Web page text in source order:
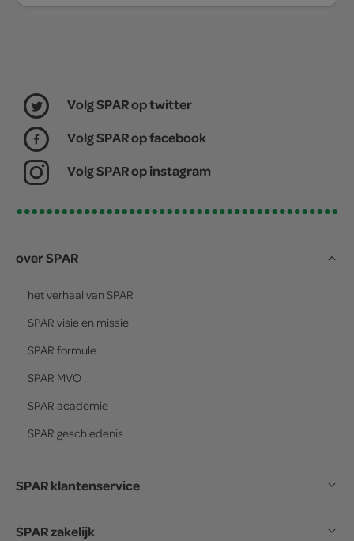
Volg SPAR op twitter
Volg SPAR op facebook
Volg SPAR op instagram
over SPAR
het verhaal van SPAR
SPAR visie en missie
SPAR formule
SPAR MVO
SPAR academie
SPAR geschiedenis
SPAR klantenservice
SPAR zakelijk